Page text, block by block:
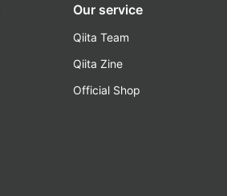
Our service
Qiita Team
Qiita Zine
Official Shop